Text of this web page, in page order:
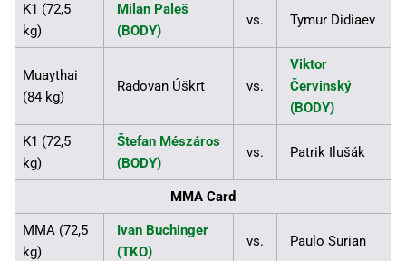
K1 (72,5
kg)
Milan Paleš
(BODY)
vs. Tymur Didiaev
Muaythai
(84 kg)
Radovan Úškrt vs.
Viktor
Červinský
(BODY)
K1 (72,5
kg)
Štefan Mészáros
(BODY)
vs. Patrik Ilušák
MMA Card
MMA (72,5
kg)
Ivan Buchinger
(TKO)
vs. Paulo Surian